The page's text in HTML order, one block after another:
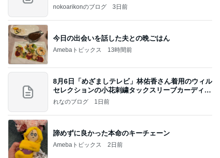
nokoarikonのブログ 3日前
今日の出会いを話した夫との晩ごはん
Amebaトピックス 13時間前
8月6日「めざましテレビ」林佑香さん着用のウィル
セレクションの小花刺繍タックスリーブカーディガ
ン
れなのブログ 1日前
諦めずに良かった本命のキーチェーン
Amebaトピックス 2日前